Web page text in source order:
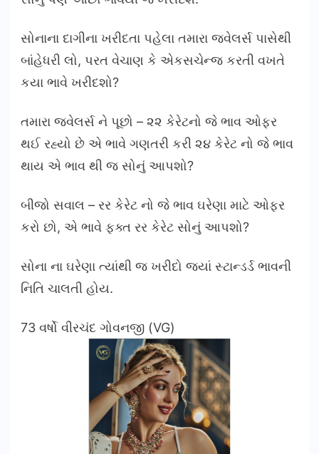
સોનાના દાગીના ખરીદતા પહેલા તમારા જવેલર્સ પાસેથી
બાંહેધરી લો, પરત વેચાણ કે એકસચેન્જ કરતી વખતે
કયા ભાવે ખરીદશો?
તમારા જવેલર્સ ને પૂછો – ૨૨ કેરેટનો જે ભાવ ઓફર
થઈ રહ્યો છે એ ભાવે ગણતરી કરી ૨૪ કેરેટ નો જે ભાવ
થાય એ ભાવ થી જ સોનું આપશો?
બીજો સવાલ – રર કેરેટ નો જે ભાવ ઘરેણા માટે ઓફર
કરો છો, એ ભાવે ફક્ત રર કેરેટ સોનું આપશો?
સોના ના ઘરેણા ત્યાંથી જ ખરીદો જયાં સ્ટાન્ડર્ડ ભાવની
નિતિ ચાલતી હોય.
73 વર્ષો વીરચંદ ગોવનજી (VG)